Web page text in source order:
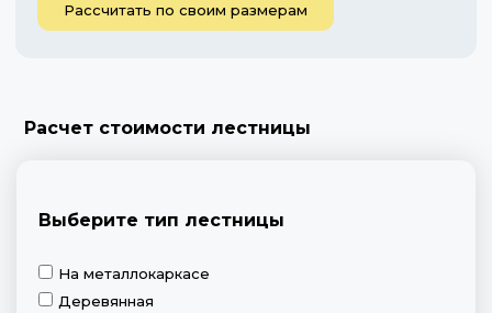
Рассчитать по своим размерам
Расчет стоимости лестницы
Выберите тип лестницы
На металлокаркасе
Деревянная